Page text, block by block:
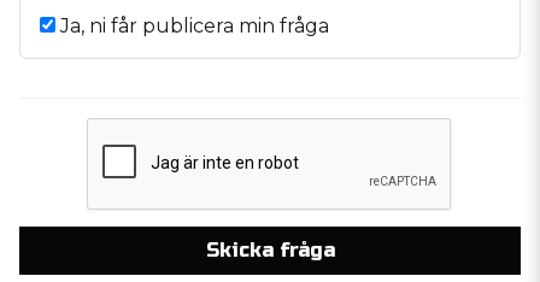
Ja, ni får publicera min fråga
Skicka fråga